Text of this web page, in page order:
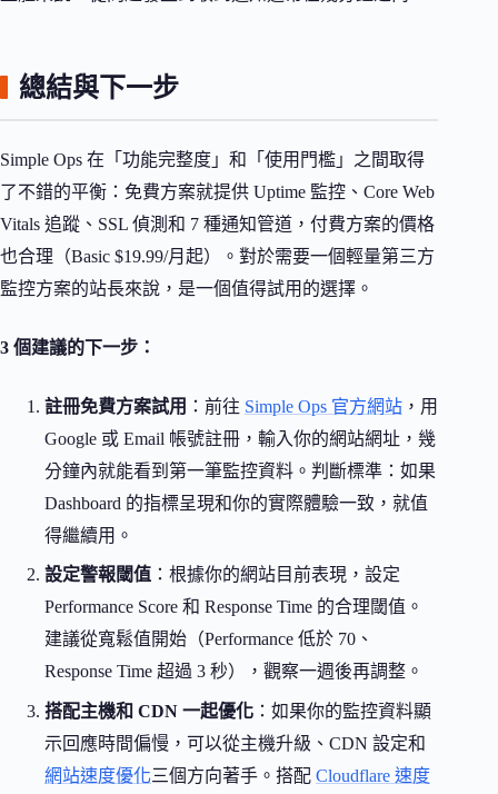
總結與下一步
Simple Ops 在「功能完整度」和「使用門檻」之間取得
了不錯的平衡：免費方案就提供 Uptime 監控、Core Web
Vitals 追蹤、SSL 偵測和 7 種通知管道，付費方案的價格
也合理（Basic $19.99/月起）。對於需要一個輕量第三方
監控方案的站長來說，是一個值得試用的選擇。
3 個建議的下一步：
註冊免費方案試用 ：前往 Simple Ops 官方網站 ，用
Google 或 Email 帳號註冊，輸入你的網站網址，幾
分鐘內就能看到第一筆監控資料。判斷標準：如果
Dashboard 的指標呈現和你的實際體驗一致，就值
得繼續用。
設定警報閾值 ：根據你的網站目前表現，設定
Performance Score 和 Response Time 的合理閾值。
建議從寬鬆值開始（Performance 低於 70、
Response Time 超過 3 秒），觀察一週後再調整。
搭配主機和 CDN 一起優化 ：如果你的監控資料顯
示回應時間偏慢，可以從主機升級、CDN 設定和
網站速度優化三個方向著手。搭配 Cloudflare 速度